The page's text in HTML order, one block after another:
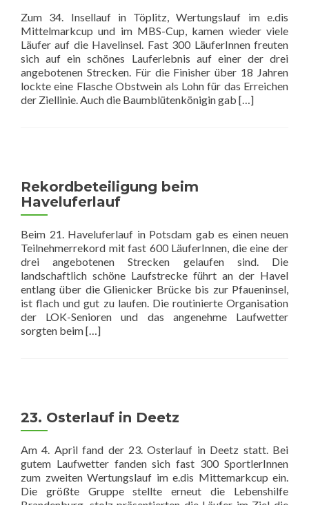
Zum 34. Insellauf in Töplitz, Wertungslauf im e.dis
Mittelmarkcup und im MBS-Cup, kamen wieder viele
Läufer auf die Havelinsel. Fast 300 LäuferInnen freuten
sich auf ein schönes Lauferlebnis auf einer der drei
angebotenen Strecken. Für die Finisher über 18 Jahren
lockte eine Flasche Obstwein als Lohn für das Erreichen
der Ziellinie. Auch die Baumblütenkönigin gab Read
[…]
Rekordbeteiligung beim
Haveluferlauf
Beim 21. Haveluferlauf in Potsdam gab es einen neuen
Teilnehmerrekord mit fast 600 LäuferInnen, die eine der
drei angebotenen Strecken gelaufen sind. Die
landschaftlich schöne Laufstrecke führt an der Havel
entlang über die Glienicker Brücke bis zur Pfaueninsel,
ist flach und gut zu laufen. Die routinierte Organisation
der LOK-Senioren und das angenehme Laufwetter
sorgten beimRead
[…]
23. Osterlauf in Deetz
Am 4. April fand der 23. Osterlauf in Deetz statt. Bei
gutem Laufwetter fanden sich fast 300 SportlerInnen
zum zweiten Wertungslauf im e.dis Mittemarkcup ein.
Die größte Gruppe stellte erneut die Lebenshilfe